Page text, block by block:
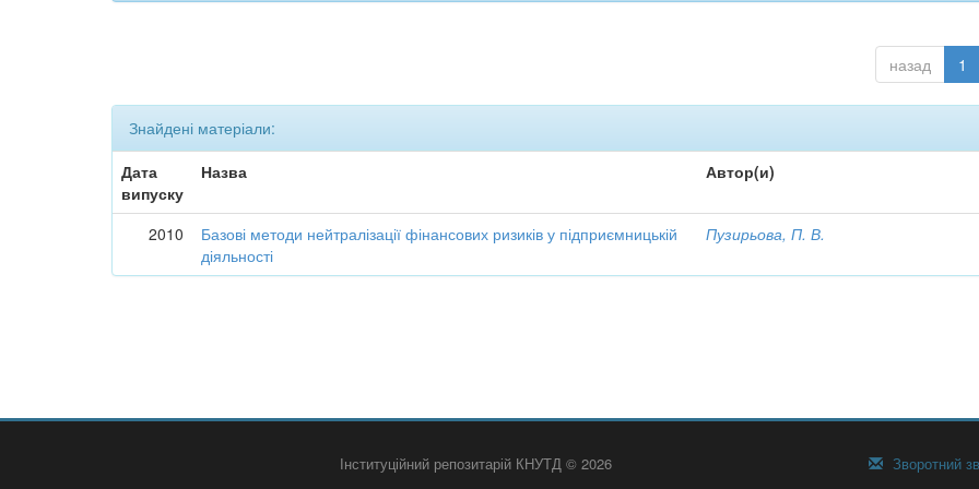
назад 1
Знайдені матеріали:
Дата
випуску
Назва Автор(и)
2010
Базові методи нейтралізації фінансових ризиків у підприємницькій
діяльності
Пузирьова, П. В.
Інституційний репозитарій КНУТД © 2026 Зворотний